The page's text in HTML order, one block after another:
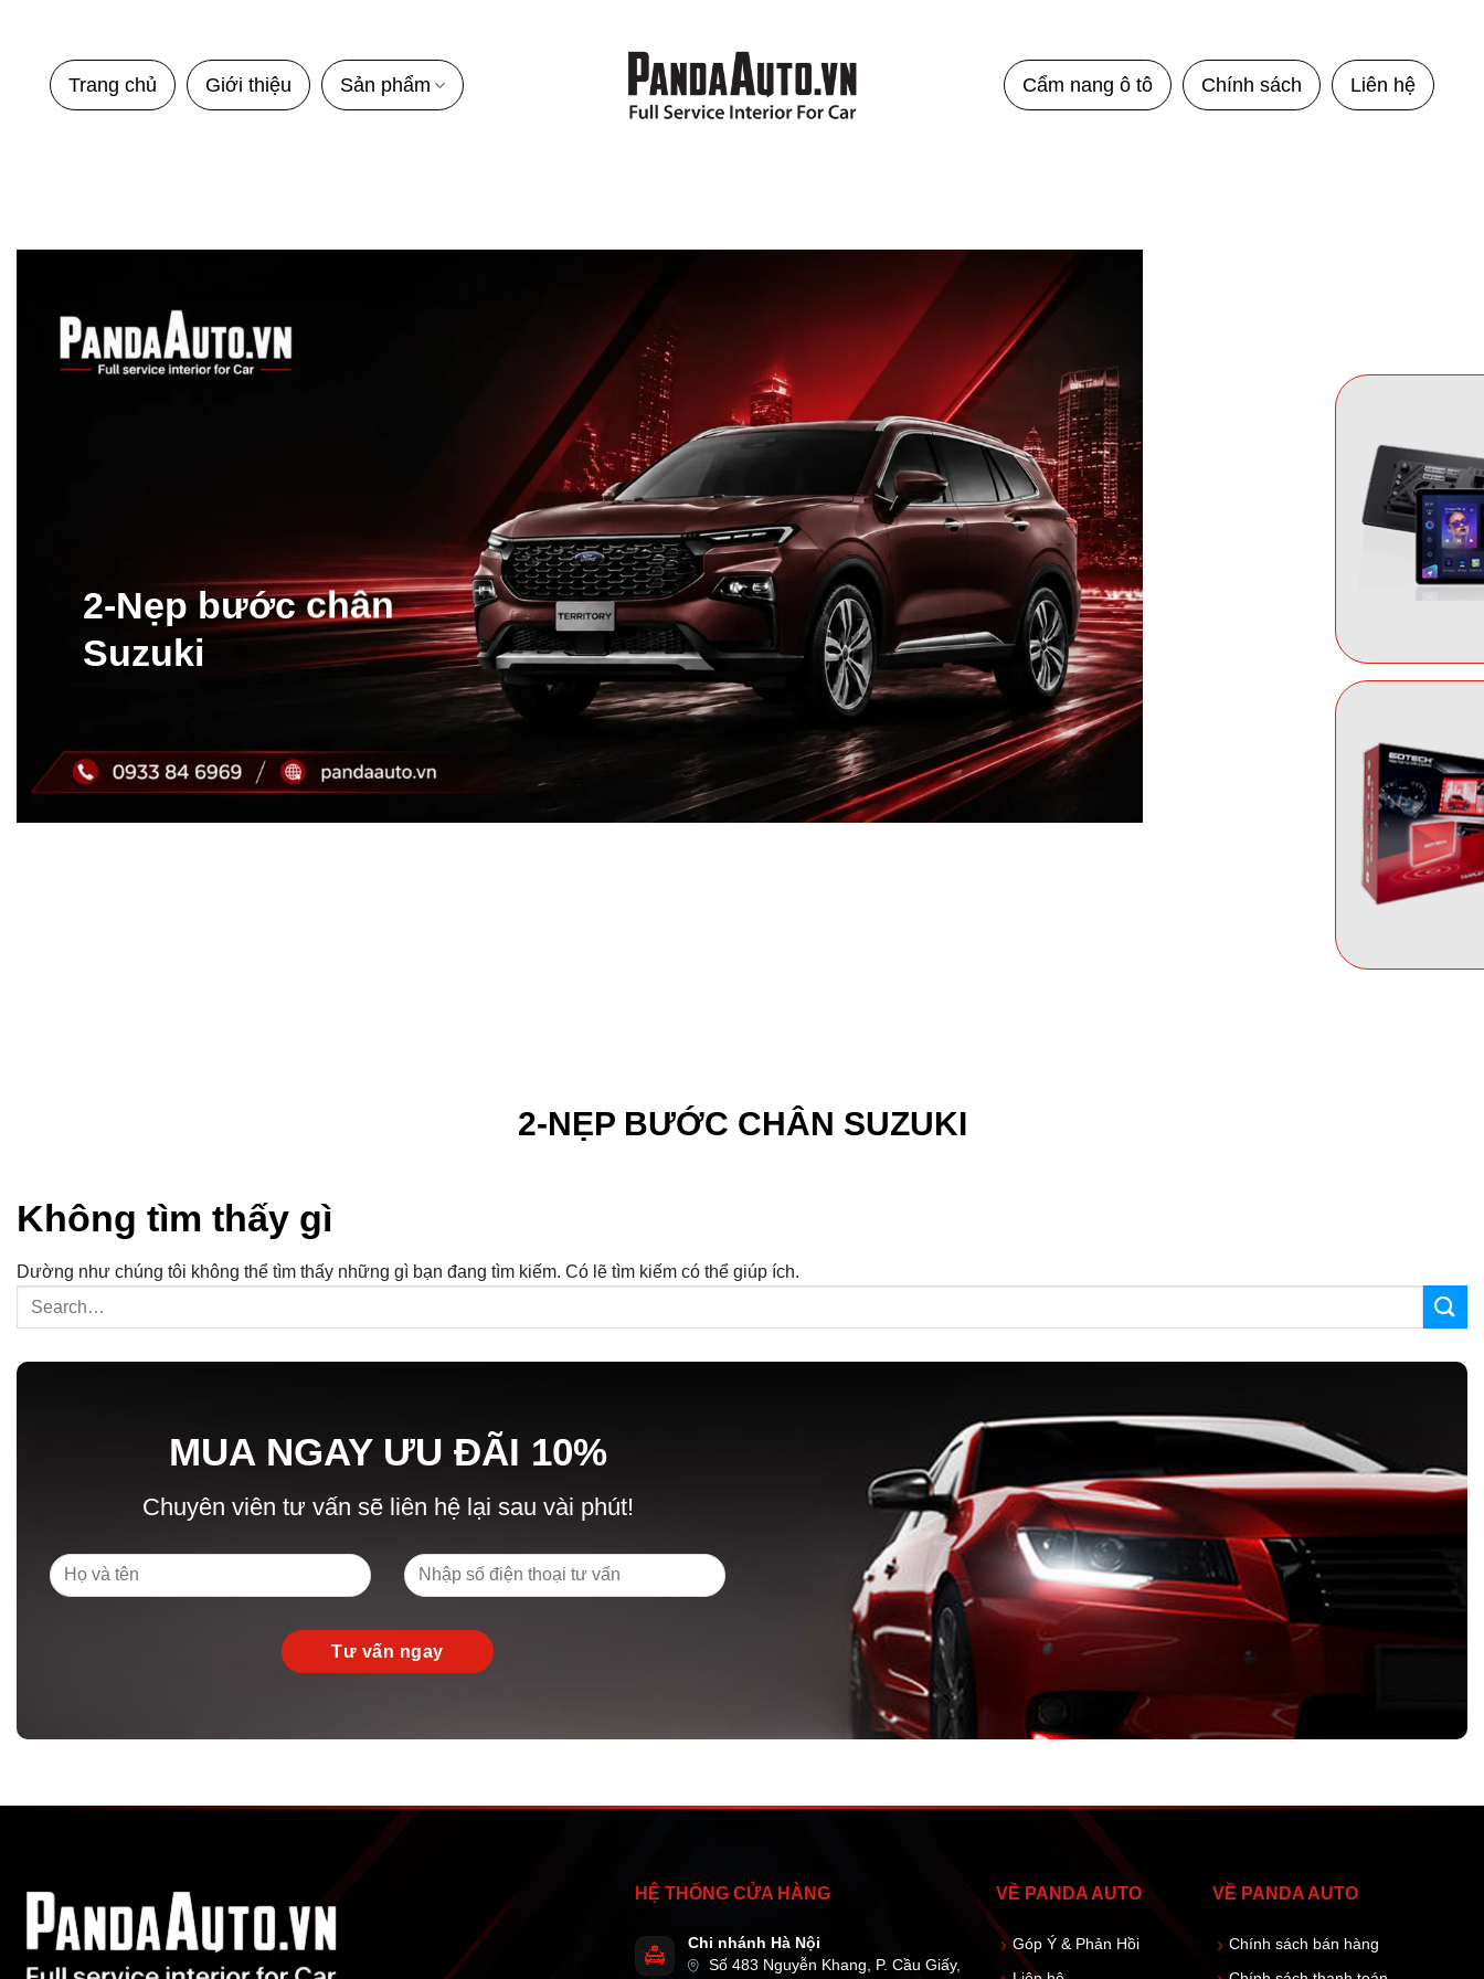
Trang chủ Giới thiệu Sản phẩm Cẩm nang ô tô Chính sách Liên hệ
2-Nẹp bước chân
Suzuki
2-NẸP BƯỚC CHÂN SUZUKI
Không tìm thấy gì
Dường như chúng tôi không thể tìm thấy những gì bạn đang tìm kiếm. Có lẽ tìm kiếm có thể giúp ích.
MUA NGAY ƯU ĐÃI 10%
Chuyên viên tư vấn sẽ liên hệ lại sau vài phút!
HỆ THỐNG CỬA HÀNG
Chi nhánh Hà Nội
Số 483 Nguyễn Khang, P. Cầu Giấy,
VỀ PANDA AUTO
Góp Ý & Phản Hồi
VỀ PANDA AUTO
Chính sách bán hàng